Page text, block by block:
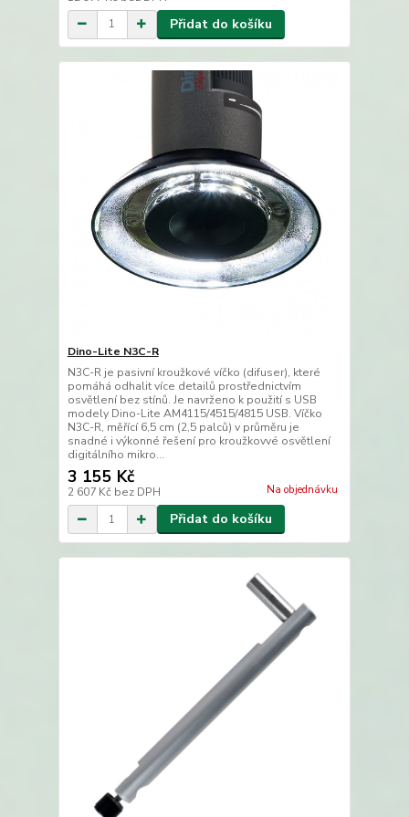
Přidat do košíku
Dino-Lite N3C-R
N3C-R je pasivní kroužkové víčko (difuser), které
pomáhá odhalit více detailů prostřednictvím
osvětlení bez stínů. Je navrženo k použití s USB
modely Dino-Lite AM4115/4515/4815 USB. Víčko
N3C-R, měřící 6,5 cm (2,5 palců) v průměru je
snadné i výkonné řešení pro kroužkovvé osvětlení
digitálního mikro...
3 155 Kč
2 607 Kč bez DPH Na objednávku
Přidat do košíku